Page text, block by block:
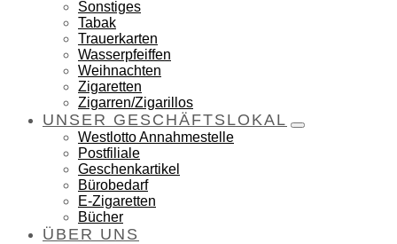
Sonstiges
Tabak
Trauerkarten
Wasserpfeiffen
Weihnachten
Zigaretten
Zigarren/Zigarillos
UNSER GESCHÄFTSLOKAL
Westlotto Annahmestelle
Postfiliale
Geschenkartikel
Bürobedarf
E-Zigaretten
Bücher
ÜBER UNS